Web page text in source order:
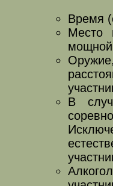
Время
Место
В